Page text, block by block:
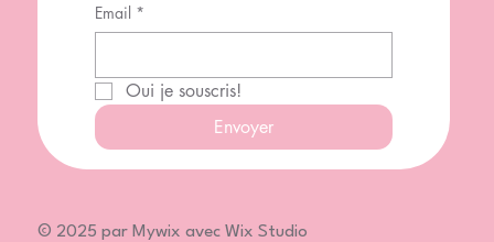
Email *
Oui je souscris!
Envoyer
© 2025 par Mywix avec Wix Studio